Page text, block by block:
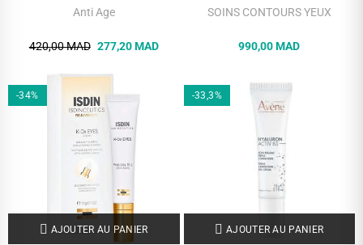
YEUX SPF15 15 ML
Anti Age
420,00 MAD 277,20 MAD
SOINS CONTOURS YEUX
990,00 MAD
-34%
AJOUTER AU PANIER
-33,3%
AJOUTER AU PANIER